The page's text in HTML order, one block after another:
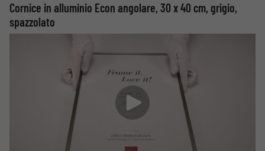
Cornice in alluminio Econ angolare, 30 x 40 cm, grigio,
spazzolato